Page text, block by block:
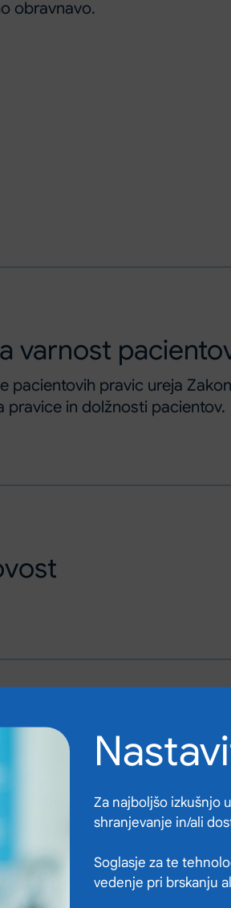
Za najboljšo izkušnjo
shranjevanje in/ali
Soglasje za te
vedenje pri brskanju
obravnavo.
varnost
pacientovih pravic ureja
pravice in dolžnosti pacientov.